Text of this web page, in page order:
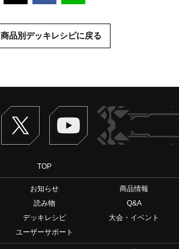
商品別デッキレシピに戻る
Twitter ヴァンガードch
TOP
お知らせ
商品情報
読み物
Q&A
デッキレシピ
大会・イベント
ユーザーサポート